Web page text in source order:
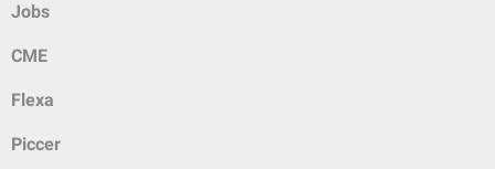
Jobs
CME
Flexa
Piccer